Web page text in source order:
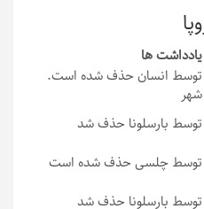
یادداشت ها
توسط انسان حذف شده است.
شهر
توسط بارسلونا حذف شد
توسط چلسی حذف شده است
توسط بارسلونا حذف شد